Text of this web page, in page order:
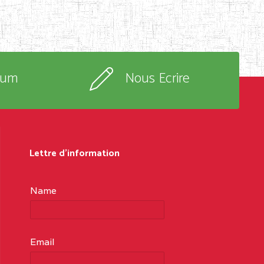
Nous Ecrire
Lettre d'information
Name
Email